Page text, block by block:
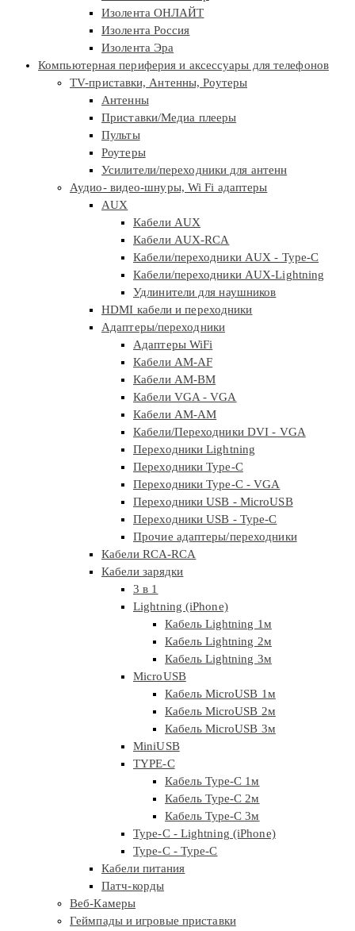
Изолента ОНЛАЙТ
Изолента Россия
Изолента Эра
Компьютерная периферия и аксессуары для телефонов
TV-приставки, Антенны, Роутеры
Антенны
Приставки/Медиа плееры
Пульты
Роутеры
Усилители/переходники для антенн
Аудио- видео-шнуры, Wi Fi адаптеры
AUX
Кабели AUX
Кабели AUX-RCA
Кабели/переходники AUX - Type-C
Кабели/переходники AUX-Lightning
Удлинители для наушников
HDMI кабели и переходники
Адаптеры/переходники
Адаптеры WiFi
Кабели AM-AF
Кабели AM-BM
Кабели VGA - VGA
Кабели АМ-АМ
Кабели/Переходники DVI - VGA
Переходники Lightning
Переходники Type-C
Переходники Type-C - VGA
Переходники USB - MicroUSB
Переходники USB - Type-C
Прочие адаптеры/переходники
Кабели RCA-RCA
Кабели зарядки
3 в 1
Lightning (iPhone)
Кабель Lightning 1м
Кабель Lightning 2м
Кабель Lightning 3м
MicroUSB
Кабель MicroUSB 1м
Кабель MicroUSB 2м
Кабель MicroUSB 3м
MiniUSB
TYPE-C
Кабель Type-C 1м
Кабель Type-C 2м
Кабель Type-C 3м
Type-C - Lightning (iPhone)
Type-C - Type-C
Кабели питания
Патч-корды
Веб-Камеры
Геймпады и игровые приставки